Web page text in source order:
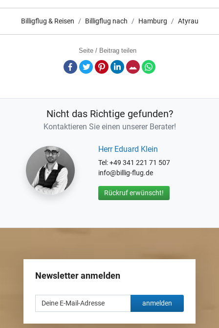
Billigflug & Reisen Billigflug nach Hamburg Atyrau
Seite / Beitrag teilen
Facebook
TwitterPinterestLinkedInE-Mail
Nicht das Richtige gefunden?
Kontaktieren Sie einen unserer Berater!
Herr Eduard Klein
Tel: +49 341 221 71 507
info@billig-flug.de
Rückruf erwünscht!
Newsletter anmelden
anmelden